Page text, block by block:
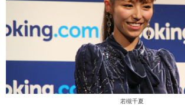
若槻千夏